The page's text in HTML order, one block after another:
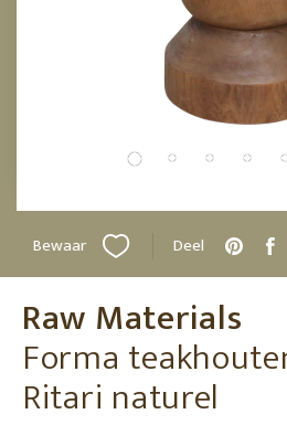
Bewaar Deel
Raw Materials
Forma
Ritari naturel